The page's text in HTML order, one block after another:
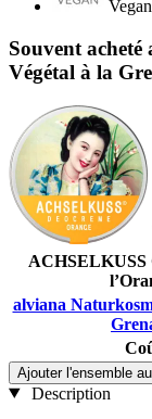
Vegan
Souvent
Végétal à la
ACHSELKUSS
alviana
Ajouter l'ensemble
Description